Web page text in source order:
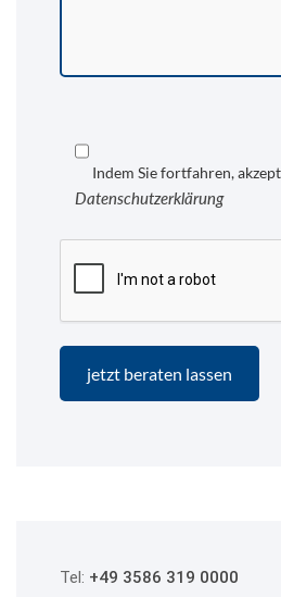
Indem Sie fortfahren,
Datenschutzerklärung
Tel: +49 3586 319 0000